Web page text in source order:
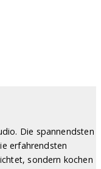
Die spannendsten
erfahrendsten
sondern kochen